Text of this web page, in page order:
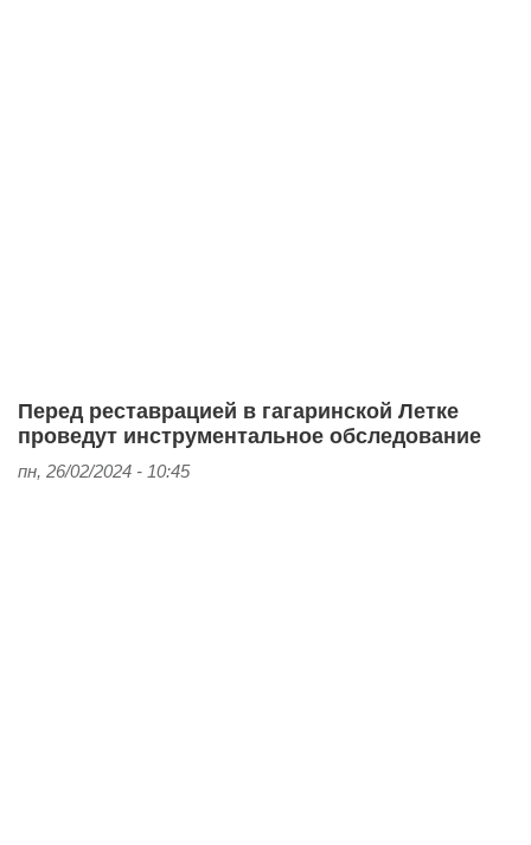
Перед реставрацией в гагаринской Летке
проведут инструментальное обследование
пн, 26/02/2024 - 10:45